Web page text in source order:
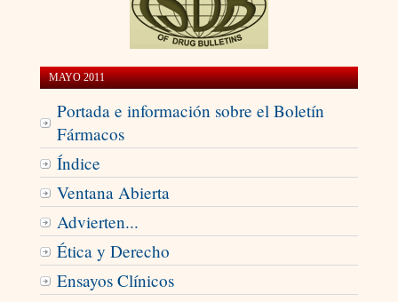
MAYO 2011
Portada e información sobre el Boletín
Fármacos
Índice
Ventana Abierta
Advierten...
Ética y Derecho
Ensayos Clínicos